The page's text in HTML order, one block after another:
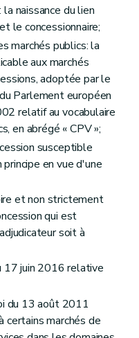
naissance du lien
le concessionnaire;
marchés publics: la
aux marchés
adoptée par le
Parlement européen
relatif au vocabulaire
en abrégé « CPV »;
susceptible
en vue d'une
et non strictement
qui est
soit à
17 juin 2016 relative
du 13 août 2011
certains marchés de